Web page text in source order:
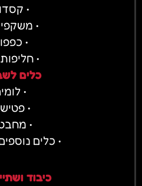
•
•
•
•
כלים
•
•
•
• כלים
כיבוד